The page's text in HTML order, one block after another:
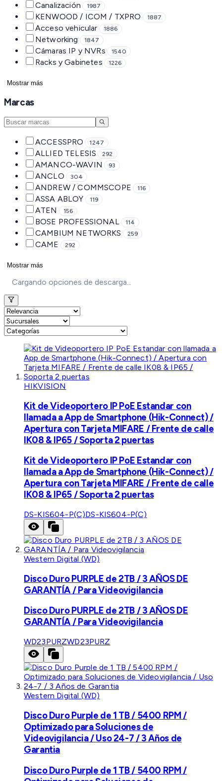
Canalización 1987
KENWOOD / ICOM / TXPRO 1887
Acceso vehicular 1886
Networking 1847
Cámaras IP y NVRs 1540
Racks y Gabinetes 1226
Mostrar más
Marcas
ACCESSPRO 1247
ALLIED TELESIS 292
AMANCO-WAVIN 93
ANCLO 304
ANDREW / COMMSCOPE 116
ASSA ABLOY 119
ATEN 156
BOSE PROFESSIONAL 114
CAMBIUM NETWORKS 259
CAME 292
Mostrar más
Cargando opciones de descarga...
HIKVISION
Kit de Videoportero IP PoE Estandar con
llamada a App de Smartphone (Hik-Connect) /
Apertura con Tarjeta MIFARE / Frente de calle
IK08 & IP65 / Soporta 2 puertas
Kit de Videoportero IP PoE Estandar con
llamada a App de Smartphone (Hik-Connect) /
Apertura con Tarjeta MIFARE / Frente de calle
IK08 & IP65 / Soporta 2 puertas
DS-KIS604-P(C)DS-KIS604-P(C)
Western Digital (WD)
Disco Duro PURPLE de 2TB / 3 AÑOS DE
GARANTÍA / Para Videovigilancia
Disco Duro PURPLE de 2TB / 3 AÑOS DE
GARANTÍA / Para Videovigilancia
WD23PURZWD23PURZ
Western Digital (WD)
Disco Duro Purple de 1 TB / 5400 RPM /
Optimizado para Soluciones de
Videovigilancia / Uso 24-7 / 3 Años de
Garantia
Disco Duro Purple de 1 TB / 5400 RPM /